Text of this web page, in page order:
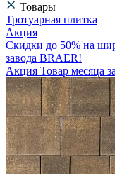
Товары
Тротуарная плитка
Акция
Скидки до 50% на
завода BRAER!
Акция Товар месяца